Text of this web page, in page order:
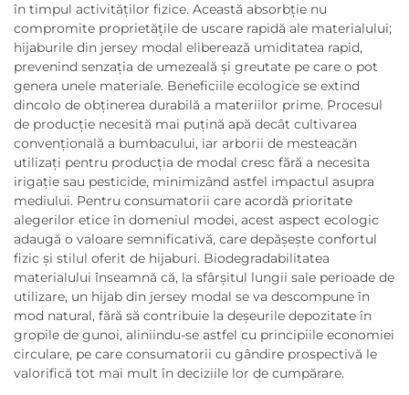
în timpul activităților fizice. Această absorbție nu
compromite proprietățile de uscare rapidă ale materialului;
hijaburile din jersey modal eliberează umiditatea rapid,
prevenind senzația de umezeală și greutate pe care o pot
genera unele materiale. Beneficiile ecologice se extind
dincolo de obținerea durabilă a materiilor prime. Procesul
de producție necesită mai puțină apă decât cultivarea
convențională a bumbacului, iar arborii de mesteacăn
utilizați pentru producția de modal cresc fără a necesita
irigație sau pesticide, minimizând astfel impactul asupra
mediului. Pentru consumatorii care acordă prioritate
alegerilor etice în domeniul modei, acest aspect ecologic
adaugă o valoare semnificativă, care depășește confortul
fizic și stilul oferit de hijaburi. Biodegradabilitatea
materialului înseamnă că, la sfârșitul lungii sale perioade de
utilizare, un hijab din jersey modal se va descompune în
mod natural, fără să contribuie la deșeurile depozitate în
gropile de gunoi, aliniindu-se astfel cu principiile economiei
circulare, pe care consumatorii cu gândire prospectivă le
valorifică tot mai mult în deciziile lor de cumpărare.